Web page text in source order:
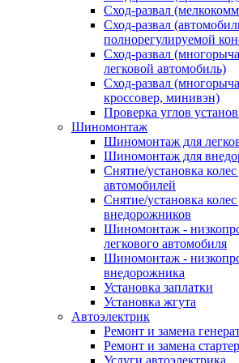
Сход-развал
Сход-развал
полнорегулируемой
Сход-развал
легковой автомобиль)
Сход-развал
кроссовер, минивэн)
Проверка углов
Шиномонтаж
Шиномонтаж для
Шиномонтаж для
Снятие/установка
автомобилей
Снятие/установка
внедорожников
Шиномонтаж -
легкового автомобиля
Шиномонтаж -
внедорожника
Установка заплатки
Установка жгута
Автоэлектрик
Ремонт и замена
Ремонт и замена
Услуги автоэлектрика